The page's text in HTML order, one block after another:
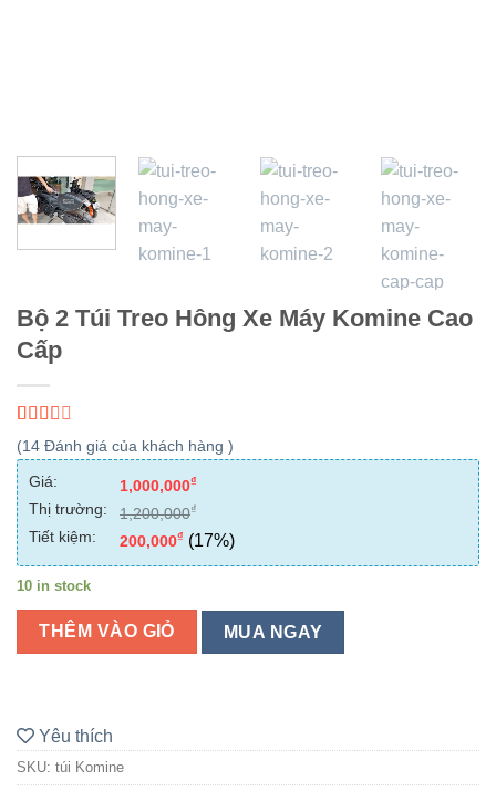
Bộ 2 Túi Treo Hông Xe Máy Komine Cao
Cấp
2.29
out of
5
based
on
14
customer
ratings
(14 Đánh giá của khách hàng )
Giá:
1,000,000₫
Thị trường: 1,200,000₫
Tiết kiệm: 200,000₫ (17%)
10 in stock
THÊM VÀO GIỎ MUA NGAY
Yêu thích
SKU: túi Komine